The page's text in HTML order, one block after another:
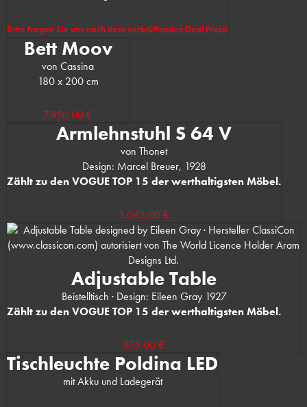
Bitte fragen Sie uns nach dem verblüffenden Deal Preis!
Bett Moov
von Cassina
180 x 200 cm
7.950,00 €
Armlehnstuhl S 64 V
von Thonet
Design: Marcel Breuer, 1928
Zählt zu den VOGUE TOP 15 der werthaltigsten Möbel.
1.045,00 €
Adjustable Table
Beistelltisch · Design: Eileen Gray 1927
Zählt zu den VOGUE TOP 15 der werthaltigsten Möbel.
875,00 €
Tischleuchte Poldina LED
mit Akku und Ladegerät